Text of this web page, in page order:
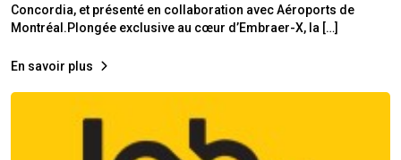
Concordia, et présenté en collaboration avec Aéroports de
Montréal.Plongée exclusive au cœur d’Embraer-X, la […]
En savoir plus